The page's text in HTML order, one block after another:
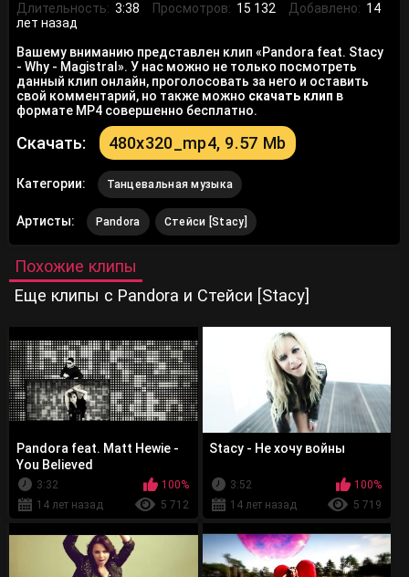
Длительность: 3:38 Просмотров: 15 132 Добавлено: 14
лет назад
Вашему вниманию представлен клип «Pandora feat. Stacy
- Why - Magistral». У нас можно не только посмотреть
данный клип онлайн, проголосовать за него и оставить
свой комментарий, но также можно скачать клип в
формате MP4 совершенно бесплатно.
Скачать: 480x320_mp4, 9.57 Mb
Категории: Танцевальная музыка
Артисты: Pandora Стейси [Stacy]
Похожие клипы
Еще клипы с Pandora и Стейси [Stacy]
Pandora feat. Matt Hewie -
You Believed
3:32
100%
14 лет назад
5 712
Stacy - Не хочу войны
3:52
100%
14 лет назад
5 719